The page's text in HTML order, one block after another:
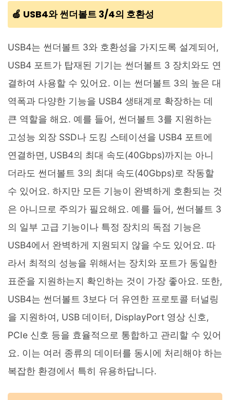
🍏 USB4와 썬더볼트 3/4의 호환성
USB4는 썬더볼트 3와 호환성을 가지도록 설계되어,
USB4 포트가 탑재된 기기는 썬더볼트 3 장치와도 연
결하여 사용할 수 있어요. 이는 썬더볼트 3의 높은 대
역폭과 다양한 기능을 USB4 생태계로 확장하는 데
큰 역할을 해요. 예를 들어, 썬더볼트 3를 지원하는
고성능 외장 SSD나 도킹 스테이션을 USB4 포트에
연결하면, USB4의 최대 속도(40Gbps)까지는 아니
더라도 썬더볼트 3의 최대 속도(40Gbps)로 작동할
수 있어요. 하지만 모든 기능이 완벽하게 호환되는 것
은 아니므로 주의가 필요해요. 예를 들어, 썬더볼트 3
의 일부 고급 기능이나 특정 장치의 독점 기능은
USB4에서 완벽하게 지원되지 않을 수도 있어요. 따
라서 최적의 성능을 위해서는 장치와 포트가 동일한
표준을 지원하는지 확인하는 것이 가장 좋아요. 또한,
USB4는 썬더볼트 3보다 더 유연한 프로토콜 터널링
을 지원하여, USB 데이터, DisplayPort 영상 신호,
PCIe 신호 등을 효율적으로 통합하고 관리할 수 있어
요. 이는 여러 종류의 데이터를 동시에 처리해야 하는
복잡한 환경에서 특히 유용하답니다.